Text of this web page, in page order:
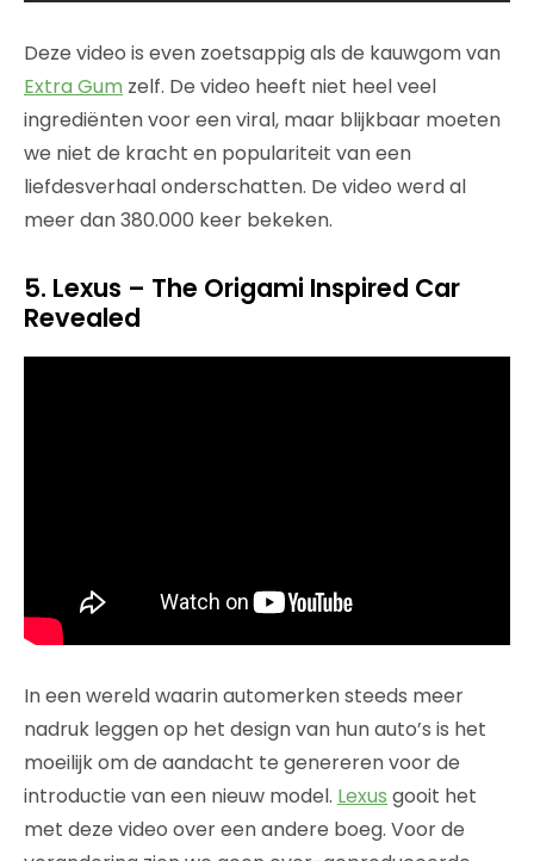
Deze video is even zoetsappig als de kauwgom van
Extra Gum zelf. De video heeft niet heel veel
ingrediënten voor een viral, maar blijkbaar moeten
we niet de kracht en populariteit van een
liefdesverhaal onderschatten. De video werd al
meer dan 380.000 keer bekeken.
5. Lexus – The Origami Inspired Car
Revealed
In een wereld waarin automerken steeds meer
nadruk leggen op het design van hun auto’s is het
moeilijk om de aandacht te genereren voor de
introductie van een nieuw model. Lexus gooit het
met deze video over een andere boeg. Voor de